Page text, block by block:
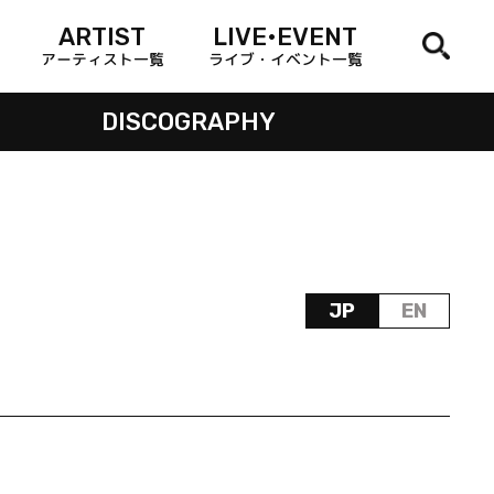
ARTIST
アーティスト一覧
LIVE•EVENT
ライブ・イベント一覧
DISCOGRAPHY
JP EN